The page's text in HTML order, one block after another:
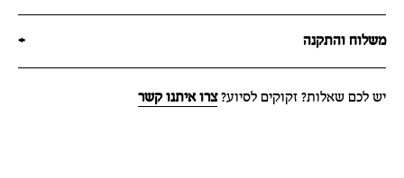
משלוח והתקנה +
יש לכם שאלות? זקוקים לסיוע?צרו איתנו קשר